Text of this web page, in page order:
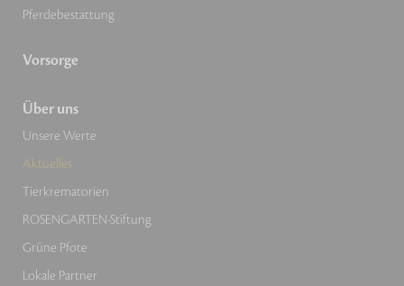
Pferdebestattung
Vorsorge
Über uns
Unsere Werte
Aktuelles
Tierkrematorien
ROSENGARTEN-Stiftung
Grüne Pfote
Lokale Partner